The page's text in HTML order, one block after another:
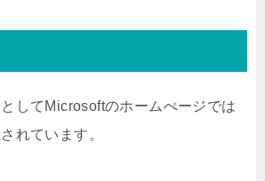
してMicrosoftのホームぺージでは
れています。